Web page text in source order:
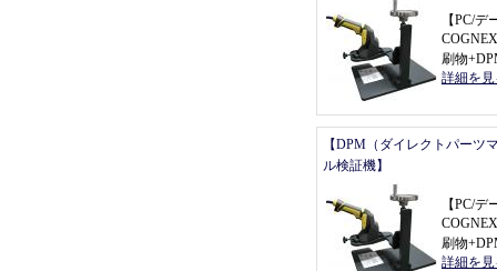
【PC/デ
刷物
詳細を
【DPM（ダイレクトパーツ
ル検証機】
【PC/デ
刷物
詳細を